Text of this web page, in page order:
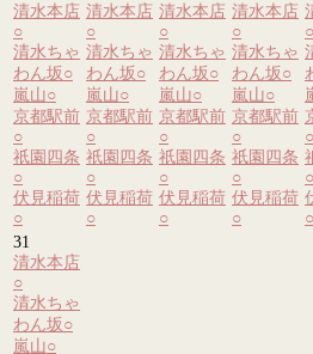
清水本店
○
清水ちゃ
わん坂○
嵐山○
京都駅前
○
祇園四条
○
伏見稲荷
○
清水本店
○
清水ちゃ
わん坂○
嵐山○
京都駅前
○
祇園四条
○
伏見稲荷
○
清水本店
○
清水ちゃ
わん坂○
嵐山○
京都駅前
○
祇園四条
○
伏見稲荷
○
清水本店
○
清水ちゃ
わん坂○
嵐山○
京都駅前
○
祇園四条
○
伏見稲荷
○
○
○
○
○
31
清水本店
○
清水ちゃ
わん坂○
嵐山○